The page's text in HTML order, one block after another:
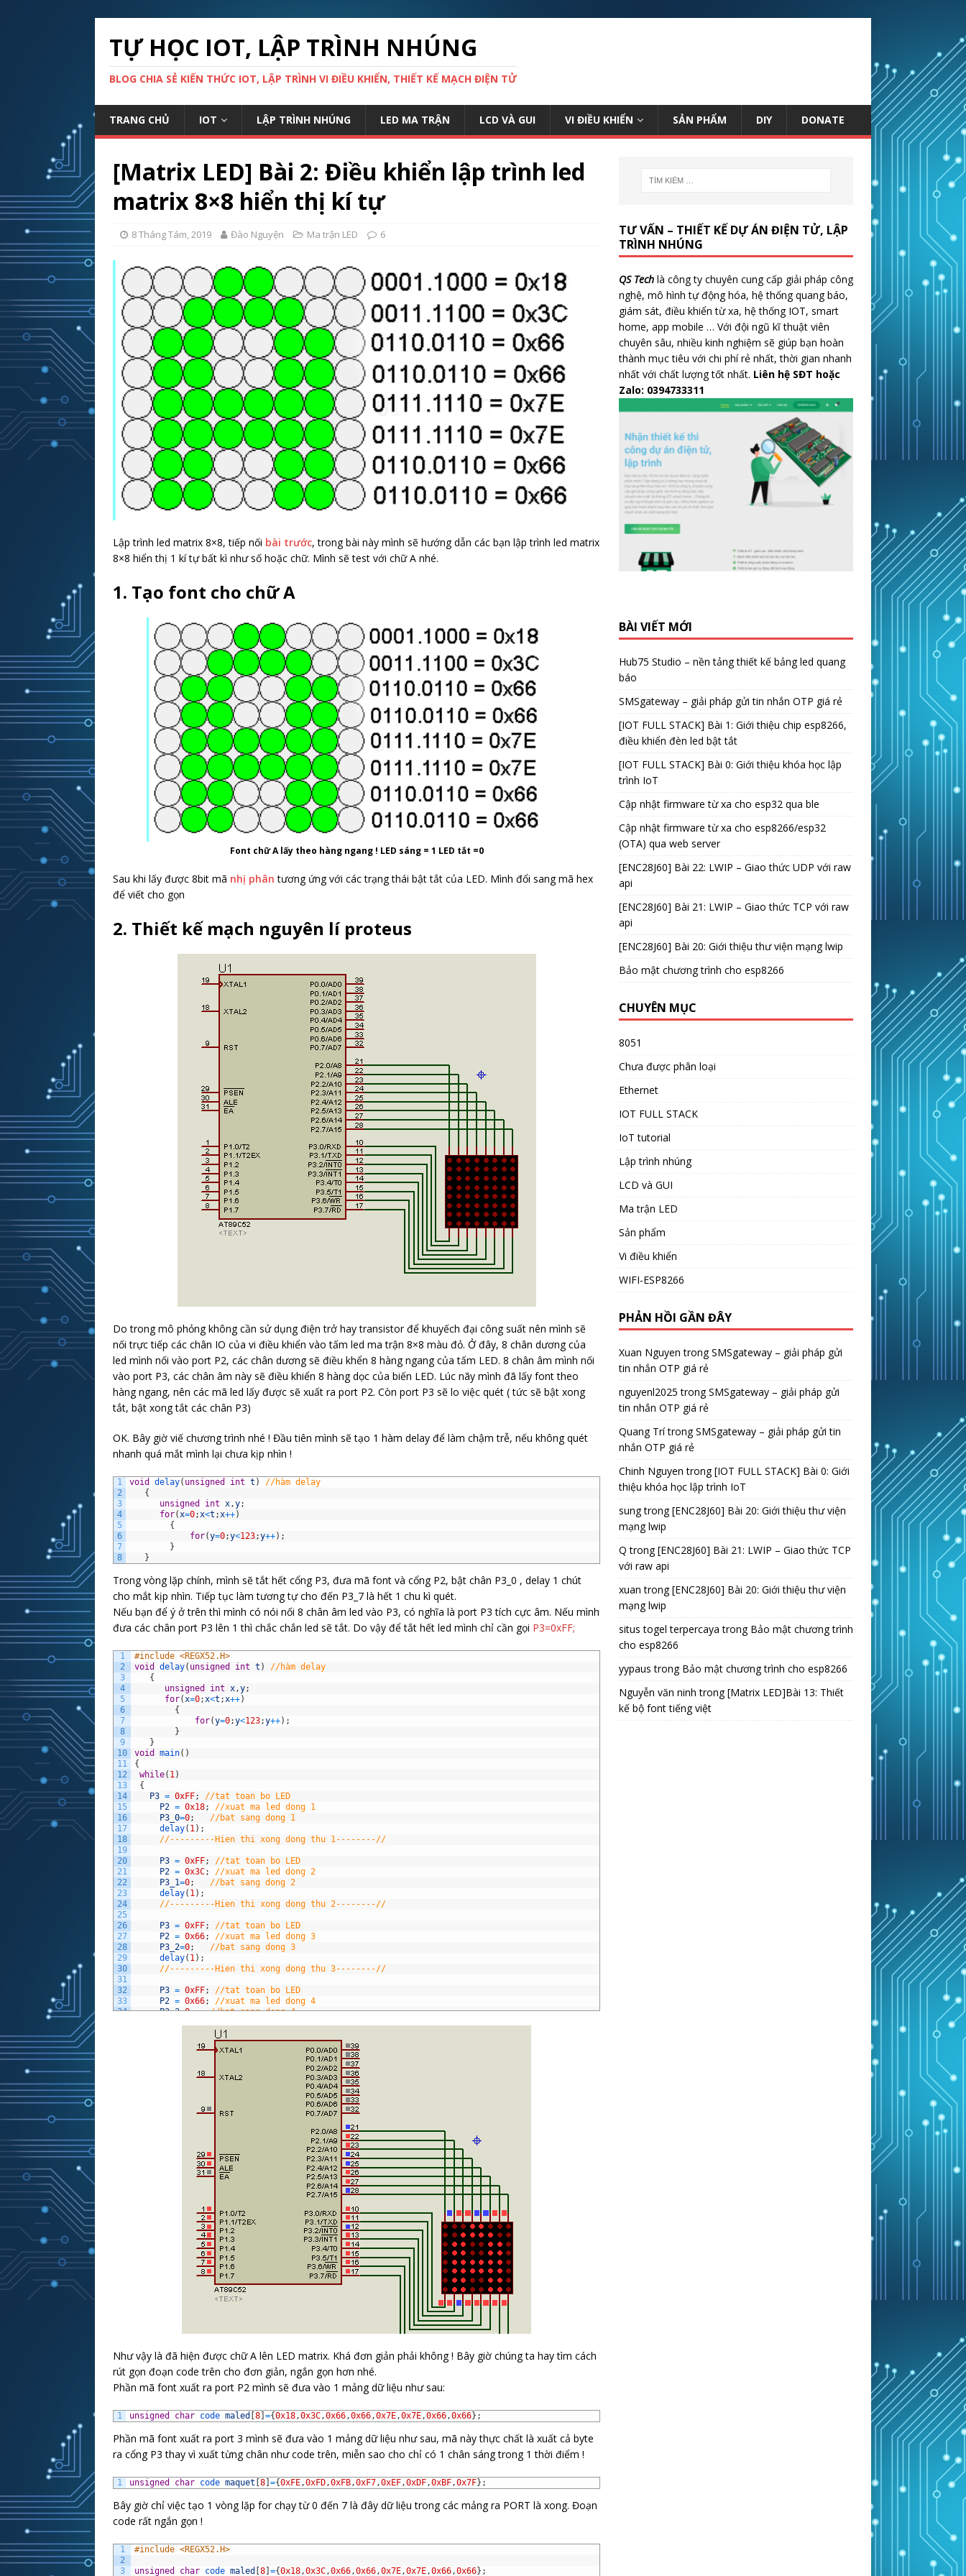
TỰ HỌC IOT, LẬP TRÌNH NHÚNG
BLOG CHIA SẺ KIẾN THỨC IOT, LẬP TRÌNH VI ĐIỀU KHIỂN, THIẾT KẾ MẠCH ĐIỆN TỬ
TRANG CHỦ IOT LẬP TRÌNH NHÚNG LED MA TRẬN LCD VÀ GUI VI ĐIỀU KHIỂN SẢN PHẨM DIY DONATE
[Matrix LED] Bài 2: Điều khiển lập trình led
matrix 8×8 hiển thị kí tự
8 Tháng Tám, 2019 Đào Nguyện Ma trận LED 6
Lập trình led matrix 8×8, tiếp nối bài trước, trong bài này mình sẽ hướng dẫn các bạn lập trình led matrix
8×8 hiển thị 1 kí tự bất kì như số hoặc chữ. Mình sẽ test với chữ A nhé.
1. Tạo font cho chữ A
Font chữ A lấy theo hàng ngang ! LED sáng = 1 LED tắt =0
Sau khi lấy được 8bit mã nhị phân tương ứng với các trạng thái bật tắt của LED. Mình đổi sang mã hex
để viết cho gọn
2. Thiết kế mạch nguyên lí proteus
Do trong mô phỏng không cần sử dụng điện trở hay transistor để khuyếch đại công suất nên mình sẽ
nối trực tiếp các chân IO của vi điều khiển vào tấm led ma trận 8×8 màu đỏ. Ở đây, 8 chân dương của
led mình nối vào port P2, các chân dương sẽ điều khển 8 hàng ngang của tấm LED. 8 chân âm mình nối
vào port P3, các chân âm này sẽ điều khiển 8 hàng dọc của biến LED. Lúc nãy mình đã lấy font theo
hàng ngang, nên các mã led lấy được sẽ xuất ra port P2. Còn port P3 sẽ lo việc quét ( tức sẽ bật xong
tắt, bật xong tắt các chân P3)
OK. Bây giờ viế chương trình nhé ! Đầu tiên mình sẽ tạo 1 hàm delay để làm chậm trễ, nếu không quét
nhanh quá mắt mình lại chưa kịp nhìn !
1
2
3
4
5
6
7
8
void delay( unsigned int t )
//hàm delay
{
unsigned
int x,y;
for(x=0;x<t ;x++)
{
for(y=0;y<123;y++) ;
}
}
Trong vòng lặp chính, mình sẽ tắt hết cổng P3, đưa mã font và cổng P2, bật chân P3_0 , delay 1 chút
cho mắt kịp nhìn. Tiếp tục làm tương tự cho đến P3_7 là hết 1 chu kì quét.
Nếu bạn để ý ở trên thì mình có nói nối 8 chân âm led vào P3, có nghĩa là port P3 tích cực âm. Nếu mình
đưa các chân port P3 lên 1 thì chắc chắn led sẽ tắt. Do vậy để tắt hết led mình chỉ cần gọi P3=0xFF;
1
2
3
4
5
6
7
8
9
10
11
12
13
14
15
16
17
18
19
20
21
22
23
24
25
26
27
28
29
30
31
32
33
34
#include <REGX52.H>
void
delay( unsigned int t )
//hàm delay
{
unsigned
int x,y;
for(x=0;x<t ;x++)
{
for(y=0;y<123;y++) ;
}
}
void
main( )
{
while( 1)
{
P3 = 0xFF;
//tat toan bo LED
P2 = 0x18;
//xuat ma led dong 1
P3_0=0;
//bat sang dong 1
delay( 1) ;
//---------Hien thi xong dong thu 1--------//
P3 = 0xFF;
//tat toan bo LED
P2 = 0x3C;
//xuat ma led dong 2
P3_1=0;
//bat sang dong 2
delay( 1) ;
//---------Hien thi xong dong thu 2--------//
P3 = 0xFF;
//tat toan bo LED
P2 = 0x66;
//xuat ma led dong 3
P3_2=0;
//bat sang dong 3
delay( 1) ;
//---------Hien thi xong dong thu 3--------//
P3 = 0xFF;
//tat toan bo LED
P2 = 0x66;
//xuat ma led dong 4
P3_3=0;
//bat sang dong 4
//---------Hien thi xong dong thu 4--------//
//tat toan bo LED
//xuat ma led dong 5
//bat sang dong 5
//---------Hien thi xong dong thu 5--------//
//xuat ma led dong 6
);
//---------Hien thi xong dong thu 6--------//
//xuat ma led dong 7
//bat sang dong 7
);
//---------Hien thi xong dong thu 7--------//
0xFF;
//tat toan bo LED
0x66;
//xuat ma led dong 8
//bat sang dong 8
//---------Hien thi xong dong thu 8--------//
Như vậy là đã hiện được chữ A lên LED matrix. Khá đơn giản phải không ! Bây giờ chúng ta hay tìm cách
rút gọn đoạn code trên cho đơn giản, ngắn gọn hơn nhé.
Phần mã font xuất ra port P2 mình sẽ đưa vào 1 mảng dữ liệu như sau:
1 unsigned char code maled 8 ={0x18,0x3C,0x66,0x66,0x7E,0x7E,0x66,0x66} ;
Phần mã font xuất ra port 3 mình sẽ đưa vào 1 mảng dữ liệu như sau, mã này thực chất là xuất cả byte
ra cổng P3 thay vì xuất từng chân như code trên, miễn sao cho chỉ có 1 chân sáng trong 1 thời điểm !
1 unsigned char code maquet 8 ={0xFE,0xFD,0xFB,0xF7,0xEF,0xDF,0xBF,0x7F} ;
Bây giờ chỉ việc tạo 1 vòng lặp for chạy từ 0 đến 7 là đây dữ liệu trong các mảng ra PORT là xong. Đoạn
code rất ngắn gọn !
1
2
3
#include <REGX52.H>
unsigned char code maled 8 ={0x18,0x3C,0x66,0x66,0x7E,0x7E,0x66,0x66} ;
TƯ VẤN – THIẾT KẾ DỰ ÁN ĐIỆN TỬ, LẬP
TRÌNH NHÚNG
QS Techlà công ty chuyên cung cấp giải pháp công
nghệ, mô hình tự động hóa, hệ thống quang báo,
giám sát, điều khiển từ xa, hệ thống IOT, smart
home, app mobile … Với đội ngũ kĩ thuật viên
chuyên sâu, nhiều kinh nghiệm sẽ giúp bạn hoàn
thành mục tiêu với chi phí rẻ nhất, thời gian nhanh
nhất với chất lượng tốt nhất. Liên hệ SĐT hoặc
Zalo: 0394733311
BÀI VIẾT MỚI
Hub75 Studio – nền tảng thiết kế bảng led quang
báo
SMSgateway – giải pháp gửi tin nhắn OTP giá rẻ
[IOT FULL STACK] Bài 1: Giới thiệu chip esp8266,
điều khiển đèn led bật tắt
[IOT FULL STACK] Bài 0: Giới thiệu khóa học lập
trình IoT
Cập nhật firmware từ xa cho esp32 qua ble
Cập nhật firmware từ xa cho esp8266/esp32
(OTA) qua web server
[ENC28J60] Bài 22: LWIP – Giao thức UDP với raw
api
[ENC28J60] Bài 21: LWIP – Giao thức TCP với raw
api
[ENC28J60] Bài 20: Giới thiệu thư viện mạng lwip
Bảo mật chương trình cho esp8266
CHUYÊN MỤC
8051
Chưa được phân loại
Ethernet
IOT FULL STACK
IoT tutorial
Lập trình nhúng
LCD và GUI
Ma trận LED
Sản phẩm
Vi điều khiển
WIFI-ESP8266
PHẢN HỒI GẦN ĐÂY
Xuan Nguyen trongSMSgateway – giải pháp gửi
tin nhắn OTP giá rẻ
nguyenl2025 trongSMSgateway – giải pháp gửi
tin nhắn OTP giá rẻ
Quang TrítrongSMSgateway – giải pháp gửi tin
nhắn OTP giá rẻ
Chinh Nguyen trong[IOT FULL STACK] Bài 0: Giới
thiệu khóa học lập trình IoT
sungtrong[ENC28J60] Bài 20: Giới thiệu thư viện
mạng lwip
Q trong[ENC28J60] Bài 21: LWIP – Giao thức TCP
với raw api
xuan trong[ENC28J60] Bài 20: Giới thiệu thư viện
mạng lwip
situs togel terpercaya trong Bảo mật chương trình
cho esp8266
yypaus trong Bảo mật chương trình cho esp8266
Nguyễn văn ninh trong[Matrix LED]Bài 13: Thiết
kế bộ font tiếng việt